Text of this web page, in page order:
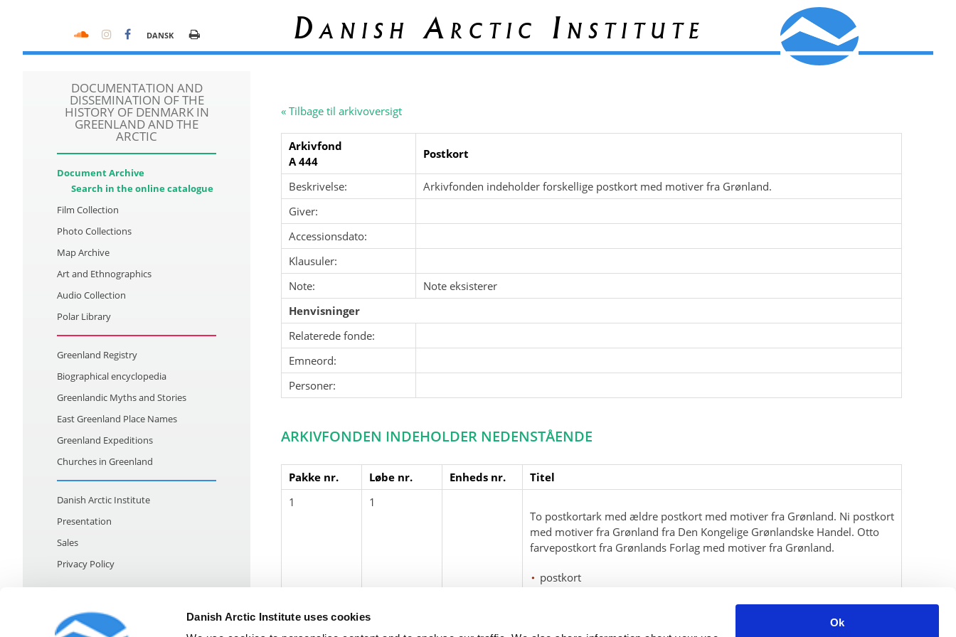
Danish Arctic Institute uses cookies
Ok
DANSK
DOCUMENTATION AND
DISSEMINATION OF THE
HISTORY OF DENMARK IN
GREENLAND AND THE
ARCTIC
Document Archive
Search in the online catalogue
Film Collection
Photo Collections
Map Archive
Art and Ethnographics
Audio Collection
Polar Library
Greenland Registry
Biographical encyclopedia
Greenlandic Myths and Stories
East Greenland Place Names
Greenland Expeditions
Churches in Greenland
Danish Arctic Institute
Presentation
Sales
Privacy Policy
Danish Arctic Institute
« Tilbage til arkivoversigt
Arkivfond
A 444
Postkort
Beskrivelse:
Arkivfonden indeholder forskellige postkort med motiver fra Grønland.
Giver:
Accessionsdato:
Klausuler:
Note:
Note eksisterer
Henvisninger
Relaterede fonde:
Emneord:
Personer:
ARKIVFONDEN INDEHOLDER NEDENSTÅENDE
Pakke nr. Løbe nr. Enheds nr.
Titel
1
1
To postkortark med ældre postkort med motiver fra Grønland. Ni postkort
med motiver fra Grønland fra Den Kongelige Grønlandske Handel. Otto
farvepostkort fra Grønlands Forlag med motiver fra Grønland.
postkort